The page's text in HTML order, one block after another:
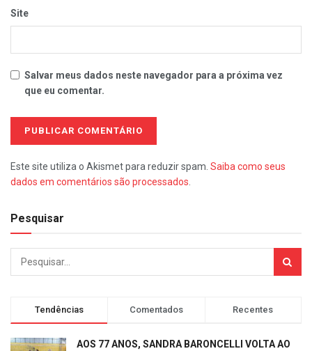
Site
Salvar meus dados neste navegador para a próxima vez
que eu comentar.
Este site utiliza o Akismet para reduzir spam. Saiba como seus
dados em comentários são processados
Pesquisar
Tendências Comentados Recentes
AOS 77 ANOS, SANDRA BARONCELLI VOLTA AO